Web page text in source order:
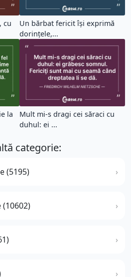
cu
Un bărbat fericit își exprimă
dorințele,...
la
Mult mi-s dragi cei săraci cu
duhul: ei ...
categorie:
(5195)